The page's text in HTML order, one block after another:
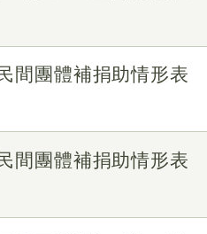
間團體補捐助情形表
間團體補捐助情形表